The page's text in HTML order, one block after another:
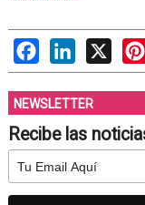
FacebookLinkedIn
X
NEWSLETTER
Recibe las